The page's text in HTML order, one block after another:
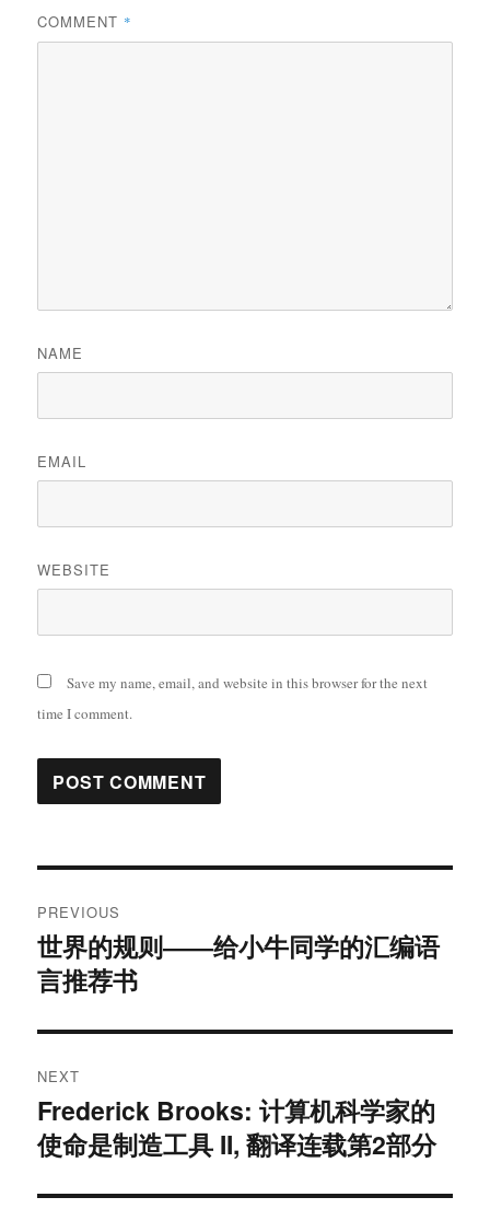
COMMENT *
NAME
EMAIL
WEBSITE
Save my name, email, and website in this browser for the next
time I comment.
navigation
PREVIOUS
Previous
post:
世界的规则――给小牛同学的汇编语
言推荐书
NEXT
Next
post:
Frederick Brooks: 计算机科学家的
使命是制造工具 II, 翻译连载第2部分